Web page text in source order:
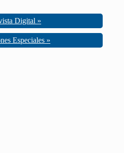
Digital »
Especiales »